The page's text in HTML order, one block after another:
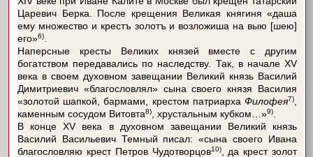
Царевич Берка. После крещения Великая княгиня «даша
ему множество и крестъ золотъ и возложиша на выю [шею]
его»6)
Наперсные кресты Великих князей вместе с другим
богатством передавались по наследству. Так, в начале XV
века в своем духовном завещании Великий князь Василий
Димитриевич «благословлял» сына своего князя Василия
«золотой шапкой, бармами, крестом патриарха Филофея7)
каменным сосудом Витовта8) , хрустальным кубком…»9)
В конце XV века в духовном завещании Великий князь
Василий Васильевич Темный писал: «сына своего Ивана
благословляю крест Петров Чудотворцов10), да крест золот